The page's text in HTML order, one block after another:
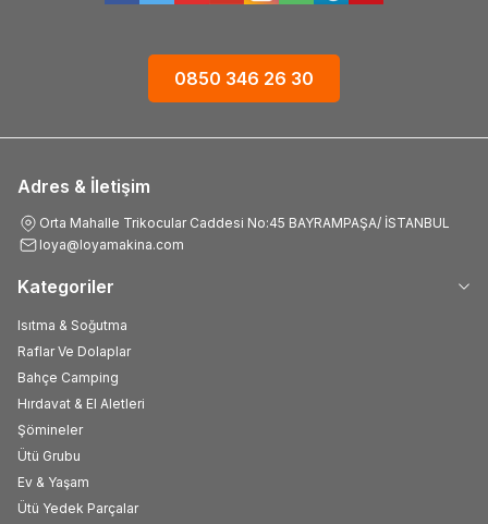
0850 346 26 30
Adres & İletişim
Orta Mahalle Trikocular Caddesi No:45 BAYRAMPAŞA/ İSTANBUL
loya@loyamakina.com
Kategoriler
Isıtma & Soğutma
Raflar Ve Dolaplar
Bahçe Camping
Hırdavat & El Aletleri
Şömineler
Ütü Grubu
Ev & Yaşam
Ütü Yedek Parçalar